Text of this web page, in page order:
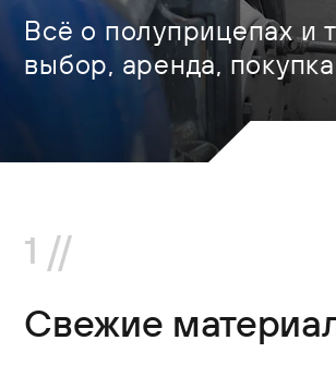
Всё о полуприцепах и
выбор, аренда,
1 //
Свежие